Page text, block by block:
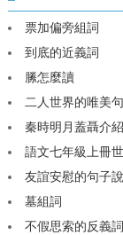
票加偏旁組詞
到底的近義詞
縢怎麼讀
二人世界的唯美
秦時明月蓋聶介紹
語文七年級上冊
友誼安慰的句子
墓組詞
不假思索的反義